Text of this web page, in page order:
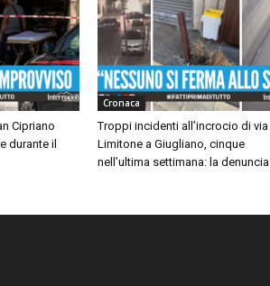
Cipriano
durante il
Cronaca
Troppi incidenti all’incrocio di via
Limitone a Giugliano, cinque
nell’ultima settimana: la denuncia